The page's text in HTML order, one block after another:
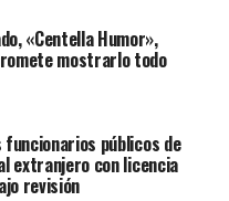
«Centella Humor»,
mostrarlo todo
funcionarios públicos de
extranjero con licencia
revisión